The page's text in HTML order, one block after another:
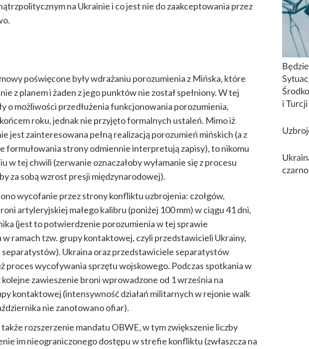
na Ukrainie i co jest nie do zaakceptowania przez
poświęcone były wdrażaniu porozumienia z Mińska, które
z planem i żaden z jego punktów nie został spełniony. W tej
o możliwości przedłużenia funkcjonowania porozumienia,
roku, jednak nie przyjęto formalnych ustaleń. Mimo iż
jest zainteresowana pełną realizacją porozumień mińskich (a z
formułowania strony odmiennie interpretują zapisy), to nikomu
w tej chwili (zerwanie oznaczałoby wyłamanie się z procesu
za sobą wzrost presji międzynarodowej).
wycofanie przez strony konfliktu uzbrojenia: czołgów,
artyleryjskiej małego kalibru (poniżej 100 mm) w ciągu 41 dni,
(jest to potwierdzenie porozumienia w tej sprawie
ramach tzw. grupy kontaktowej, czyli przedstawicieli Ukrainy,
separatystów). Ukraina oraz przedstawiciele separatystów
proces wycofywania sprzętu wojskowego. Podczas spotkania w
zawieszenie broni wprowadzone od 1 września na
kontaktowej (intensywność działań militarnych w rejonie walk
nie zanotowano ofiar).
rozszerzenie mandatu OBWE, w tym zwiększenie liczby
im nieograniczonego dostępu w strefie konfliktu (zwłaszcza na
i Turcji